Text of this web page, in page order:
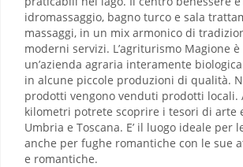
idromassaggio, bagno turco e sala
massaggi, in un mix armonico di
moderni servizi. L’agriturismo Magione è
un’azienda agraria interamente
in alcune piccole produzioni di qualità.
prodotti vengono venduti prodotti locali.
kilometri potrete scoprire i tesori di arte
Umbria e Toscana. E’ il luogo ideale per
anche per fughe romantiche con le sue
e romantiche.